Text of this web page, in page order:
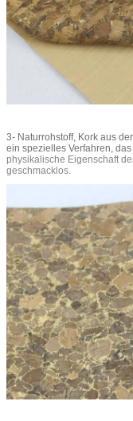
3- Naturrohstoff, Kork aus
ein spezielles Verfahren,
physikalische Eigenschaft
geschmacklos.